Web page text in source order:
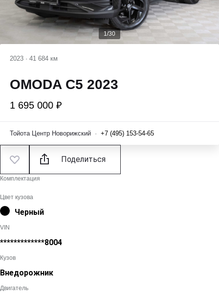
1/30
2023 · 41 684 км
OMODA C5 2023
1 695 000 ₽
Тойота Центр Новорижский · +7 (495) 153-54-65
Поделиться
Комплектация
Цвет кузова
Черный
VIN
*************8004
Кузов
Внедорожник
Двигатель